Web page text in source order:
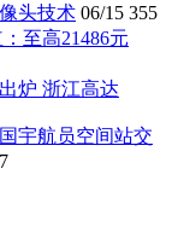
头技术 06/15 355
至高21486元
炉 浙江高达
宇航员空间站交